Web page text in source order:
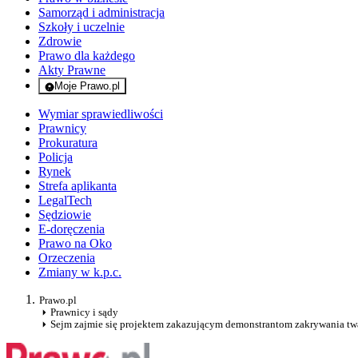
Samorząd i administracja
Szkoły i uczelnie
Zdrowie
Prawo dla każdego
Akty Prawne
Moje Prawo.pl
- rejestracja i logowanie do serwisu
Wymiar sprawiedliwości
Prawnicy
Prokuratura
Policja
Rynek
Strefa aplikanta
LegalTech
Sędziowie
E-doręczenia
Prawo na Oko
Orzeczenia
Zmiany w k.p.c.
Prawo.pl
Prawnicy i sądy
Sejm zajmie się projektem zakazującym demonstrantom zakrywania